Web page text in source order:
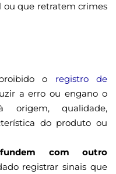
ou que retratem crimes
o registro de
a erro ou engano o
origem, qualidade,
do produto ou
com outro
registrar sinais que